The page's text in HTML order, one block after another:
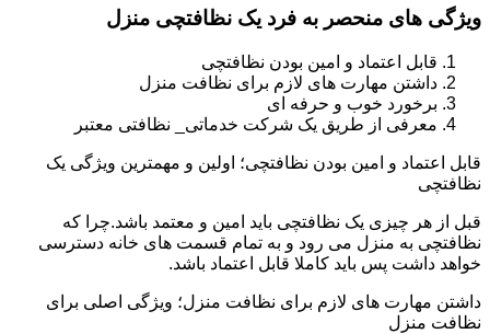
ویژگی های منحصر به فرد یک نظافتچی منزل
قابل اعتماد و امین بودن نظافتچی
داشتن مهارت های لازم برای نظافت منزل
برخورد خوب و حرفه ای
معرفی از طریق یک شرکت خدماتی_ نظافتی معتبر
قابل اعتماد و امین بودن نظافتچی؛ اولین و مهمترین ویژگی یک
نظافتچی
قبل از هر چیزی یک نظافتچی باید امین و معتمد باشد.چرا که
نظافتچی به منزل می رود و به تمام قسمت های خانه دسترسی
خواهد داشت پس باید کاملا قابل اعتماد باشد.
داشتن مهارت های لازم برای نظافت منزل؛ ویژگی اصلی برای
نظافت منزل